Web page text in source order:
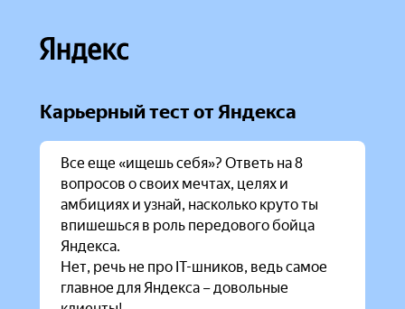
Карьерный тест от Яндекса
Все еще «ищешь себя»? Ответь на 8
вопросов о своих мечтах, целях и
амбициях и узнай, насколько круто ты
впишешься в роль передового бойца
Яндекса.
Нет, речь не про IT-шников, ведь самое
главное для Яндекса – довольные